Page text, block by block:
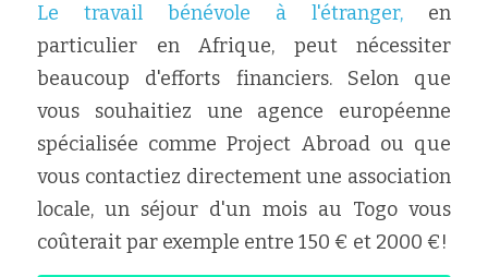
Le travail bénévole à l'étranger, en
particulier en Afrique, peut nécessiter
beaucoup d'efforts financiers. Selon que
vous souhaitiez une agence européenne
spécialisée comme Project Abroad ou que
vous contactiez directement une association
locale, un séjour d'un mois au Togo vous
coûterait par exemple entre 150 € et 2000 €!